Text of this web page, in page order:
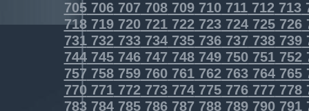
705706707708709710711712713
718719720721722723724725726
731732733734735736737738739
744745746747748749750751752
757758759760761762763764765
770771772773774775776777778
783784785786787788789790791